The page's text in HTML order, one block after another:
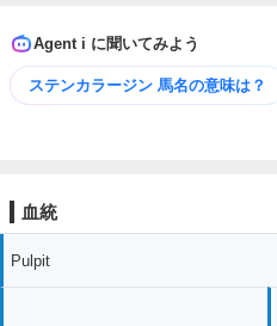
Agent i に聞いてみよう
ステンカラージン 馬名の意味は？
血統
Pulpit